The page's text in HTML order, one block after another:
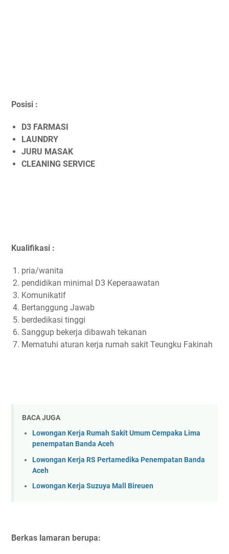
Posisi :
D3 FARMASI
LAUNDRY
JURU MASAK
CLEANING SERVICE
Kualifikasi :
pria/wanita
pendidikan minimal D3 Keperaawatan
Komunikatif
Bertanggung Jawab
berdedikasi tinggi
Sanggup bekerja dibawah tekanan
Mematuhi aturan kerja rumah sakit Teungku Fakinah
BACA JUGA
Lowongan Kerja Rumah Sakit Umum Cempaka Lima
penempatan Banda Aceh
Lowongan Kerja RS Pertamedika Penempatan Banda
Aceh
Lowongan Kerja Suzuya Mall Bireuen
Berkas lamaran berupa: